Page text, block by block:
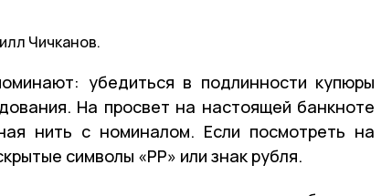
Чичканов.
убедиться в подлинности купюры
На просвет на настоящей банкноте
нить с номиналом. Если посмотреть на
символы «РР» или знак рубля.